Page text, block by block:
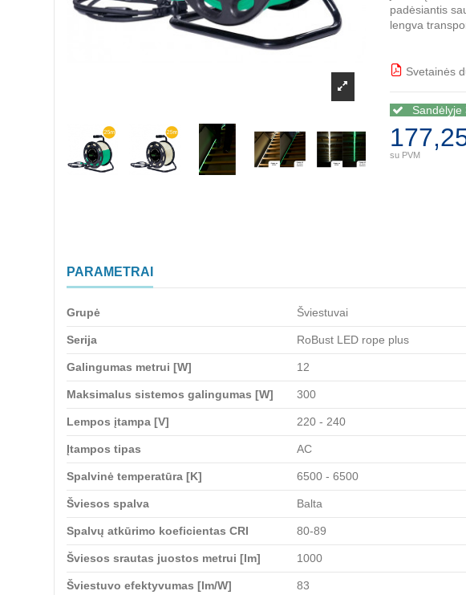
padėsiantis
lengva
Svetainės
Sandėlyje
su PVM
PARAMETRAI
Grupė Šviestuvai
Serija RoBust LED rope plus
Galingumas metrui [W] 12
Maksimalus sistemos galingumas [W] 300
Lempos įtampa [V] 220 - 240
Įtampos tipas AC
Spalvinė temperatūra [K] 6500 - 6500
Šviesos spalva Balta
Spalvų atkūrimo koeficientas CRI 80-89
Šviesos srautas juostos metrui [lm] 1000
Šviestuvo efektyvumas [lm/W] 83